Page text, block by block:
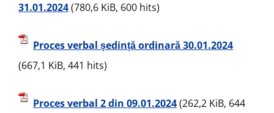
31.01.2024(780,6 KiB, 600 hits)
Proces verbal ședință ordinară 30.01.2024
(667,1 KiB, 441 hits)
Proces verbal 2 din 09.01.2024(262,2 KiB, 644